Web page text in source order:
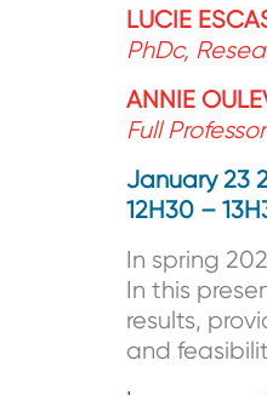
LUCIE
PhDc,
ANNIE
Full
January 23
12H30 –
In spring
In this
results,
and